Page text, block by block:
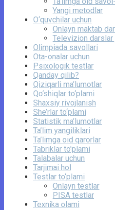
Yangi metodlar
O‘quvchilar uchun
Onlayn maktab
Televizion darslar
Olimpiada savollari
Ota-onalar uchun
Psixologik testlar
Qanday qilib?
Qiziqarli ma’lumotlar
Qo‘shiqlar to‘plami
Shaxsiy rivojlanish
She’rlar to‘plami
Statistik ma’lumotlar
Ta’lim yangiliklari
Ta’limga oid qarorlar
Tabriklar to'plami
Talabalar uchun
Tarjimai hol
Testlar to‘plami
Onlayn testlar
PISA testlar
Texnika olami